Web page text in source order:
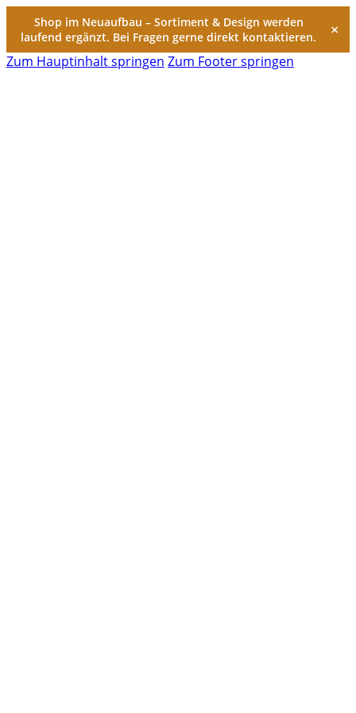
Shop im Neuaufbau – Sortiment & Design werden
laufend ergänzt. Bei Fragen gerne direkt kontaktieren.
×
Zum Hauptinhalt springen Zum Footer springen